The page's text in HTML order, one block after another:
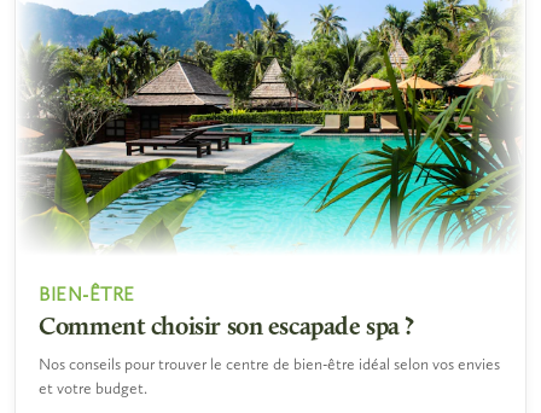
BIEN-ÊTRE
Comment choisir son escapade spa ?
Nos conseils pour trouver le centre de bien-être idéal selon vos envies
et votre budget.